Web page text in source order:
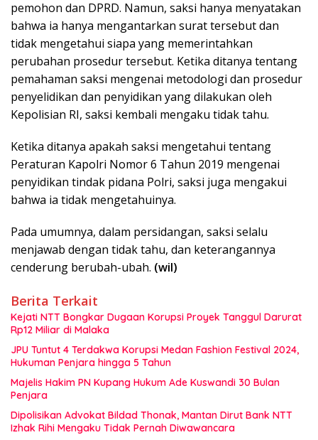
pemohon dan DPRD. Namun, saksi hanya menyatakan
bahwa ia hanya mengantarkan surat tersebut dan
tidak mengetahui siapa yang memerintahkan
perubahan prosedur tersebut. Ketika ditanya tentang
pemahaman saksi mengenai metodologi dan prosedur
penyelidikan dan penyidikan yang dilakukan oleh
Kepolisian RI, saksi kembali mengaku tidak tahu.
Ketika ditanya apakah saksi mengetahui tentang
Peraturan Kapolri Nomor 6 Tahun 2019 mengenai
penyidikan tindak pidana Polri, saksi juga mengakui
bahwa ia tidak mengetahuinya.
Pada umumnya, dalam persidangan, saksi selalu
menjawab dengan tidak tahu, dan keterangannya
cenderung berubah-ubah. (wil)
Berita Terkait
Kejati NTT Bongkar Dugaan Korupsi Proyek Tanggul Darurat
Rp12 Miliar di Malaka
JPU Tuntut 4 Terdakwa Korupsi Medan Fashion Festival 2024,
Hukuman Penjara hingga 5 Tahun
Majelis Hakim PN Kupang Hukum Ade Kuswandi 30 Bulan
Penjara
Dipolisikan Advokat Bildad Thonak, Mantan Dirut Bank NTT
Izhak Rihi Mengaku Tidak Pernah Diwawancara